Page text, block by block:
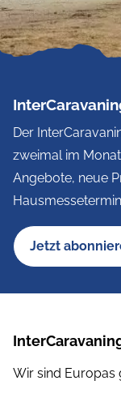
Der
zweimal im
Angebote, neue
Jetzt
Wir sind Europas